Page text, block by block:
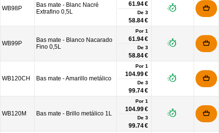
WB98P
Bas mate - Blanc Nacré
Extrafino 0,5L
61.94 €
De 3
58.84 €
WB99P
Bas mate - Blanco Nacarado
Fino 0,5L
Por 1
61.94 €
De 3
58.84 €
WB120CH Bas mate - Amarillo metálico
Por 1
104.99 €
De 3
99.74 €
WB120M Bas mate - Brillo metálico 1L
Por 1
104.99 €
De 3
99.74 €